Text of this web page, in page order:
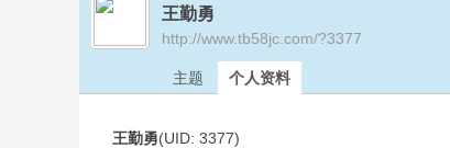
›
王勤勇
http://www.tb58jc.com/?3377
主题 个人资料
王勤勇(UID: 3377)